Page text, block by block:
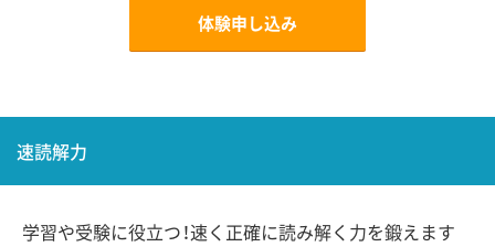
体験申し込み
速読解力
学習や受験に役立つ！速く正確に読み解く力を鍛えます